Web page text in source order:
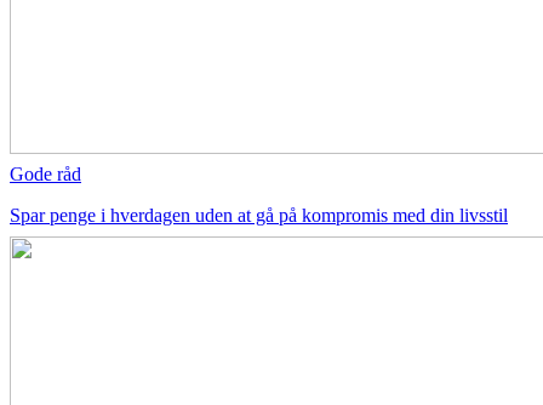
Gode råd
Spar penge i hverdagen uden at gå på kompromis med din livsstil